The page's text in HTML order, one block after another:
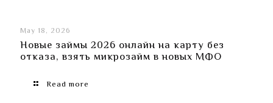
May 18, 2026
Новые займы ​​2026 онлайн на карту без
отказа, взять микрозайм в новых МФО
Read more